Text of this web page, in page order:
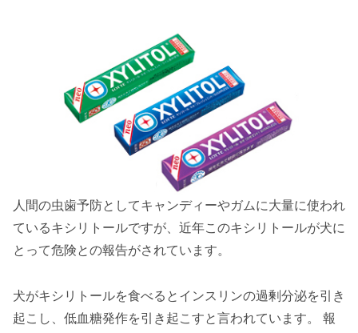
人間の虫歯予防としてキャンディーやガムに大量に使われ
ているキシリトールですが、近年このキシリトールが犬に
とって危険との報告がされています。
犬がキシリトールを食べるとインスリンの過剰分泌を引き
起こし、低血糖発作を引き起こすと言われています。 報